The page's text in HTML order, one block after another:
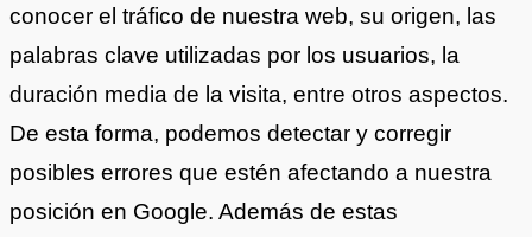
conocer el tráfico de nuestra web, su origen, las
palabras clave utilizadas por los usuarios, la
duración media de la visita, entre otros aspectos.
De esta forma, podemos detectar y corregir
posibles errores que estén afectando a nuestra
posición en Google. Además de estas